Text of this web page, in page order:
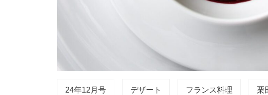
24年12月号 デザート フランス料理 栗